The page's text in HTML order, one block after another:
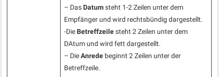
– Das Datumsteht 1-2 Zeilen unter dem
Empfänger und wird rechtsbündig dargestellt.
-Die Betreffzeilesteht 2 Zeilen unter dem
DAtum und wird fett dargestellt.
– DieAnrede beginnt 2 Zeilen unter der
Betreffzeile.